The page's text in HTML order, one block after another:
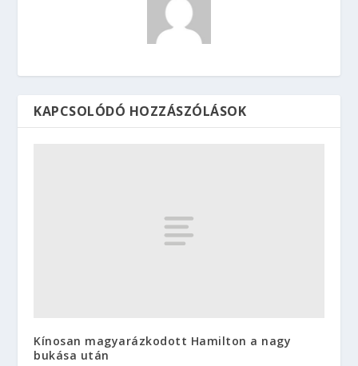
KAPCSOLÓDÓ HOZZÁSZÓLÁSOK
Kínosan magyarázkodott Hamilton a nagy
bukása után